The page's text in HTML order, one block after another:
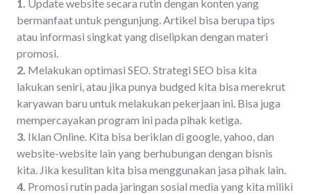
1. Update website secara rutin dengan konten yang
bermanfaat untuk pengunjung. Artikel bisa berupa tips
atau informasi singkat yang diselipkan dengan materi
promosi.
2. Melakukan optimasi SEO. Strategi SEO bisa kita
lakukan seniri, atau jika punya budged kita bisa merekrut
karyawan baru untuk melakukan pekerjaan ini. Bisa juga
mempercayakan program ini pada pihak ketiga.
3. Iklan Online. Kita bisa beriklan di google, yahoo, dan
website-website lain yang berhubungan dengan bisnis
kita. Jika kesulitan kita bisa menggunakan jasa pihak lain.
4. Promosi rutin pada jaringan sosial media yang kita miliki